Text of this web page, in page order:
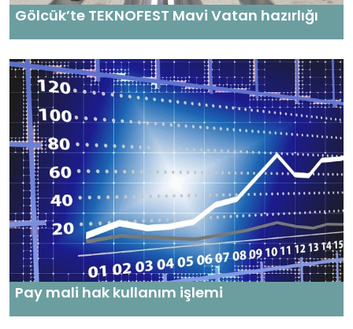
Gölcük’te TEKNOFEST Mavi Vatan hazırlığı
Pay mali hak kullanım işlemi